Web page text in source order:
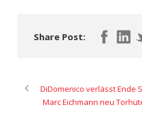
Share Post:
DiDomenico verlässt Ende
Marc Eichmann neu